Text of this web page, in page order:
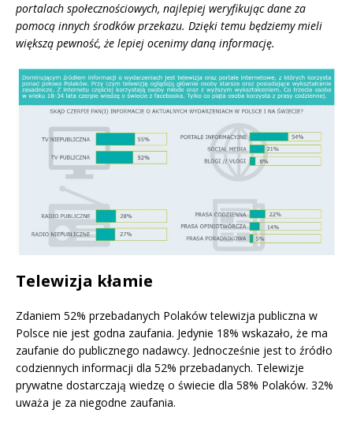
portalach społecznościowych, najlepiej weryfikując dane za
pomocą innych środków przekazu. Dzięki temu będziemy mieli
większą pewność, że lepiej ocenimy daną informację.
Telewizja kłamie
Zdaniem 52% przebadanych Polaków telewizja publiczna w
Polsce nie jest godna zaufania. Jedynie 18% wskazało, że ma
zaufanie do publicznego nadawcy. Jednocześnie jest to źródło
codziennych informacji dla 52% przebadanych. Telewizje
prywatne dostarczają wiedzę o świecie dla 58% Polaków. 32%
uważa je za niegodne zaufania.